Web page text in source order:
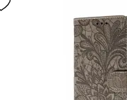
Röd som favorit
Markera samsung